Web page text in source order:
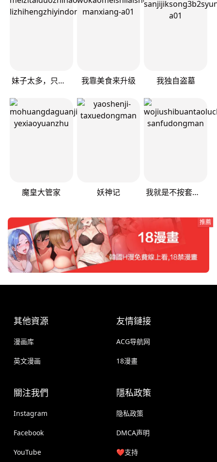
妹子太多，只好飞升了 我靠美食来升级 我独自盗墓
魔皇大管家 妖神记 我就是不按套路出牌（套路王）
推薦
其他資源
漫画库
英文漫画
友情鏈接
ACG导航网
18漫畫
關注我們
Instagram
Facebook
YouTube
隱私政策
隐私政策
DMCA声明
❤️支持